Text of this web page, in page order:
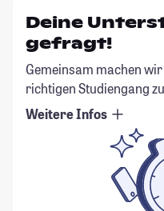
Deine
gefragt!
Gemeinsam machen
richtigen Studiengang
Weitere Infos